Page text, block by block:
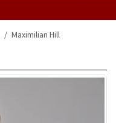
Maximilian Hill